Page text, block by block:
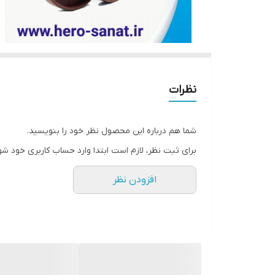
نظرات
شما هم درباره این محصول نظر خود را بنویسید.
برای ثبت نظر، لازم است ابتدا وارد حساب کاربری خود
افزودن نظر